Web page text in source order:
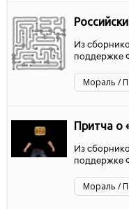
Из
поддержке
Мораль /
Притча о
Из
поддержке
Мораль /